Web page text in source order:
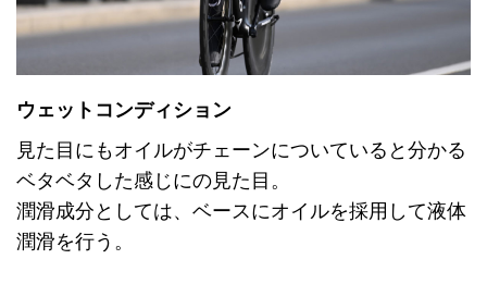
ウェットコンディション
見た目にもオイルがチェーンについていると分かる
ベタベタした感じにの見た目。
潤滑成分としては、ベースにオイルを採用して液体
潤滑を行う。